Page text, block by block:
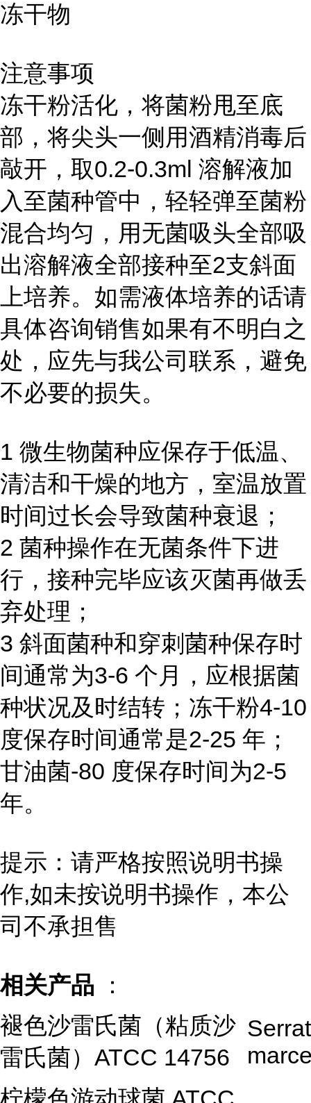
冻干物
注意事项
冻干粉活化，将菌粉甩至底
部，将尖头一侧用酒精消毒后
敲开，取0.2-0.3ml 溶解液加
入至菌种管中，轻轻弹至菌粉
混合均匀，用无菌吸头全部吸
出溶解液全部接种至2支斜面
上培养。如需液体培养的话请
具体咨询销售如果有不明白之
处，应先与我公司联系，避免
不必要的损失。
1 微生物菌种应保存于低温、
清洁和干燥的地方，室温放置
时间过长会导致菌种衰退；
2 菌种操作在无菌条件下进
行，接种完毕应该灭菌再做丢
弃处理；
3 斜面菌种和穿刺菌种保存时
间通常为3-6 个月，应根据菌
种状况及时结转；冻干粉4-10
度保存时间通常是2-25 年；
甘油菌-80 度保存时间为2-5
年。
提示：请严格按照说明书操
作,如未按说明书操作，本公
司不承担售
相关产品 ：
褪色沙雷氏菌（粘质沙
雷氏菌）ATCC 14756